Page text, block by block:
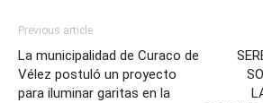
Previous article
La municipalidad de Curaco de
Vélez postuló un proyecto
para iluminar garitas en la